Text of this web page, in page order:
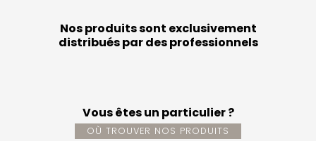
Nos produits sont exclusivement
distribués par des professionnels
Vous êtes un particulier ?
OÙ TROUVER NOS PRODUITS